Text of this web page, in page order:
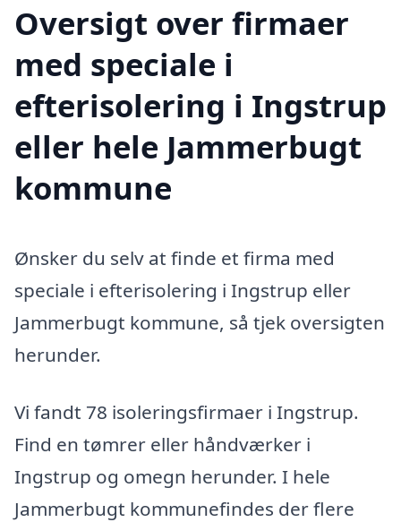
Oversigt over firmaer
med speciale i
efterisolering i Ingstrup
eller hele Jammerbugt
kommune
Ønsker du selv at finde et firma med
speciale i efterisolering i Ingstrup eller
Jammerbugt kommune, så tjek oversigten
herunder.
Vi fandt 78 isoleringsfirmaer i Ingstrup.
Find en tømrer eller håndværker i
Ingstrup og omegn herunder. I hele
Jammerbugt kommunefindes der flere